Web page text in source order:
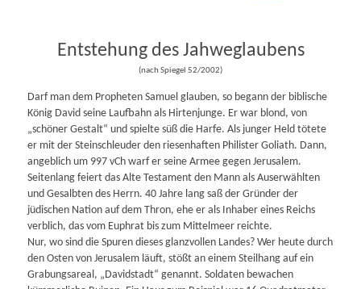
Entstehung des Jahweglaubens
(nach Spiegel 52/2002)
Darf man dem Propheten Samuel glauben, so begann der biblische
König David seine Laufbahn als Hirtenjunge. Er war blond, von
„schöner Gestalt“ und spielte süß die Harfe. Als junger Held tötete
er mit der Steinschleuder den riesenhaften Philister Goliath. Dann,
angeblich um 997 vCh warf er seine Armee gegen Jerusalem.
Seitenlang feiert das Alte Testament den Mann als Auserwählten
und Gesalbten des Herrn. 40 Jahre lang saß der Gründer der
jüdischen Nation auf dem Thron, ehe er als Inhaber eines Reichs
verblich, das vom Euphrat bis zum Mittelmeer reichte.
Nur, wo sind die Spuren dieses glanzvollen Landes? Wer heute durch
den Osten von Jerusalem läuft, stößt an einem Steilhang auf ein
Grabungsareal, „Davidstadt“ genannt. Soldaten bewachen